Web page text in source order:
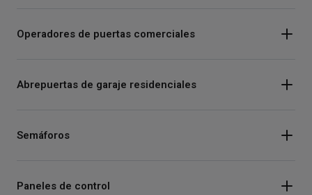
Operadores de puertas comerciales
Abrepuertas de garaje residenciales
Semáforos
Paneles de control